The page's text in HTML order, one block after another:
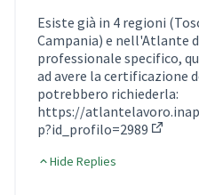
Esiste già in 4 regioni
Campania) e nell'Atlante
professionale specifico,
ad avere la certificazione
potrebbero richiederla:
https://
p?id_profilo=2989
Hide Replies